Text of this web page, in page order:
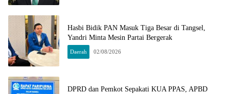
Hasbi Bidik PAN Masuk Tiga Besar di Tangsel,
Yandri Minta Mesin Partai Bergerak
Daerah 02/08/2026
DPRD dan Pemkot Sepakati KUA PPAS, APBD